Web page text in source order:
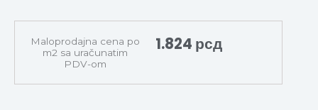
Maloprodajna cena po
m2 sa uračunatim
PDV-om
1.824 рсд